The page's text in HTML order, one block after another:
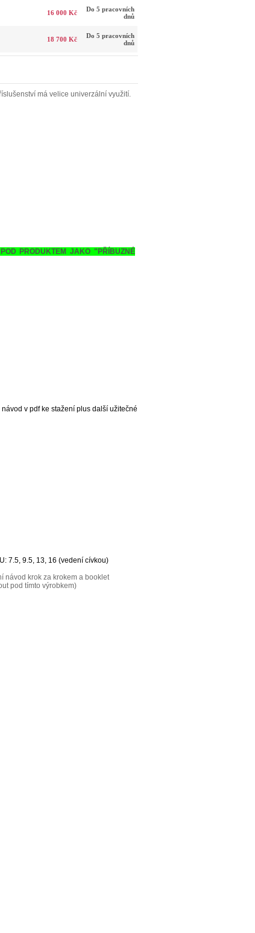
16 000 Kč
Do 5 pracovních
dnů
18 700 Kč
Do 5 pracovních
dnů
má velice univerzální využití.
PRODUKTEM JAKO "PŘÍBUZNÉ
v pdf ke stažení plus další užitečné
7.5, 9.5, 13, 16 (vedení cívkou)
návod krok za krokem a booklet
pod tímto výrobkem)